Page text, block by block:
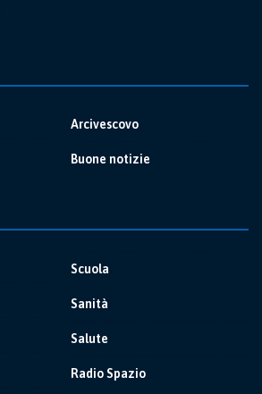
Arcivescovo
Buone notizie
Scuola
Sanità
Salute
Radio Spazio